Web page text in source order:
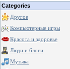
Categories
Другое
Компьютерные игры
Красота и здоровье
Люди и блоги
Музыка